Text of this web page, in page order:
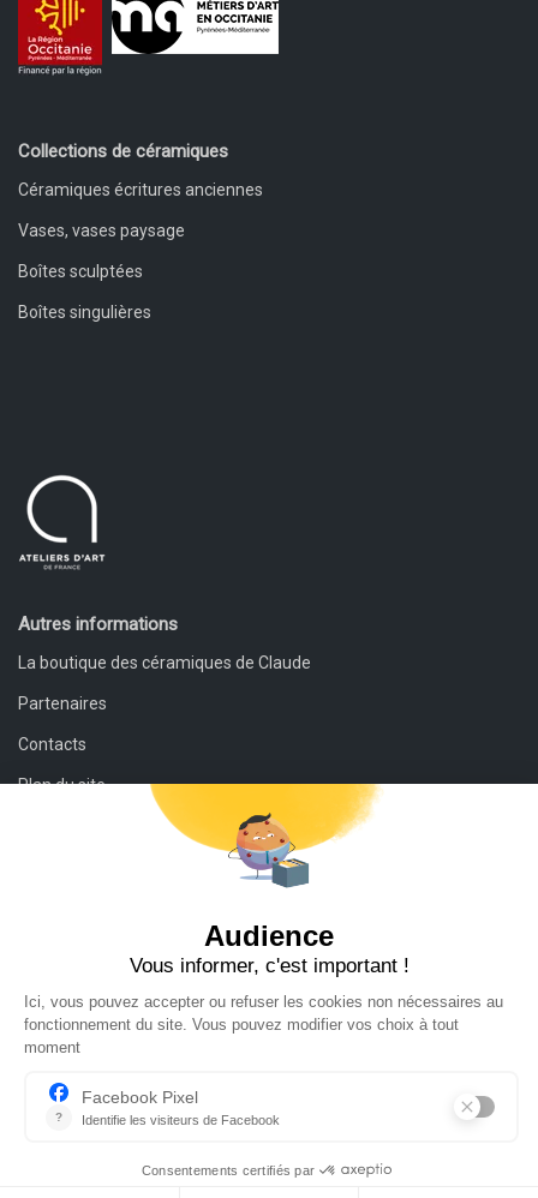
Collections de céramiques
Céramiques écritures anciennes
Vases, vases paysage
Boîtes sculptées
Boîtes singulières
Autres informations
La boutique des céramiques de Claude
Partenaires
Contacts
Plan du site
Conditions générales de vente et de retour
31220 Palaminy
mail :claude@cam-ceramiste.com
@cam_ceramics
Claude Agier Mollinari - © Copyright 2021 - Tous droits